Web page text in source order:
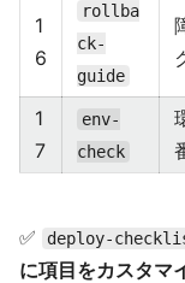
1
6
rollba
ck-
guide
1
7
env-
check
✅ deploy-
に項目をカスタマ